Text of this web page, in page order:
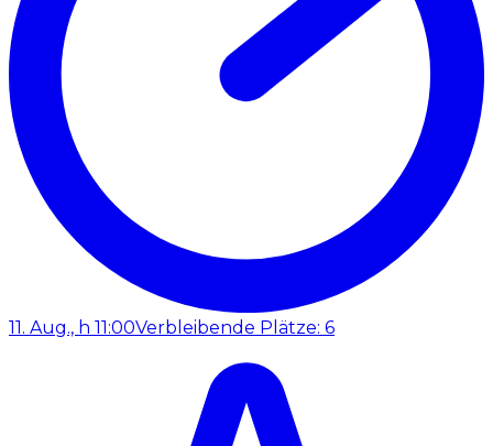
11. Aug., h 11:00Verbleibende Plätze: 6